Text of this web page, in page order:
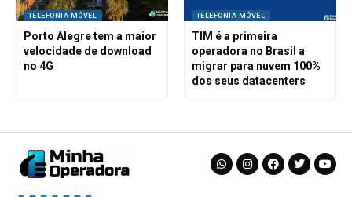
TELEFONIA MÓVEL
Porto Alegre tem a maior
velocidade de download
no 4G
TELEFONIA MÓVEL
TIM é a primeira
operadora no Brasil a
migrar para nuvem 100%
dos seus datacenters